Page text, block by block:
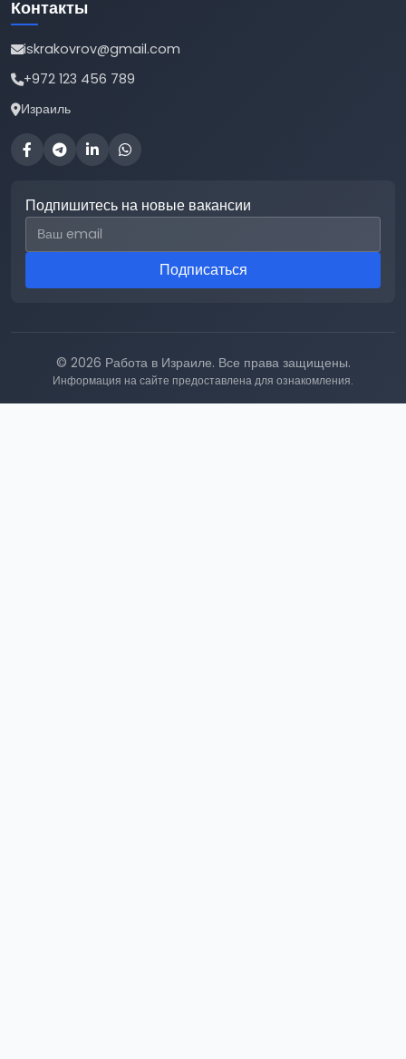
Контакты
iskrakovrov@gmail.com
+972 123 456 789
Израиль
Подпишитесь на новые вакансии
Email для подписки
Подписаться
© 2026 Работа в Израиле. Все права защищены.
Информация на сайте предоставлена для ознакомления.